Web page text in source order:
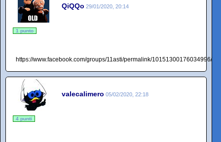
QiQQo 29/01/2020, 20:14
1 punto
https://www.facebook.com/groups/11asti/permalink/10151300176034996/
valecalimero 05/02/2020, 22:18
4 punti